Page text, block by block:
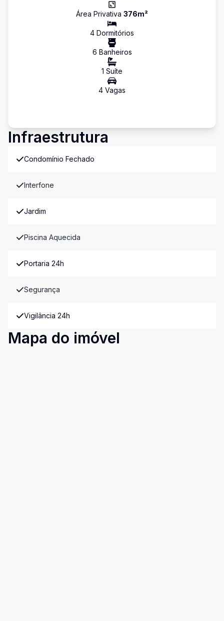
Área Privativa 376m²
4 Dormitórios
6 Banheiros
1 Suíte
4 Vagas
Infraestrutura
Condomínio Fechado
Interfone
Jardim
Piscina Aquecida
Portaria 24h
Segurança
Vigilância 24h
Mapa do imóvel